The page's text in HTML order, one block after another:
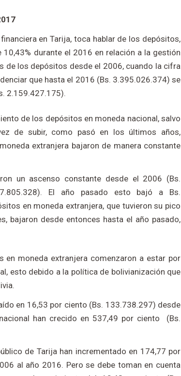
en Tarija, toca hablar de los depósitos,
durante el 2016 en relación a la gestión
de los depósitos desde el 2006, cuando la cifra
que hasta el 2016 (Bs. 3.395.026.374) se
2.159.427.175).
de los depósitos en moneda nacional, salvo
de subir, como pasó en los últimos años,
extranjera bajaron de manera constante
un ascenso constante desde el 2006 (Bs.
El año pasado esto bajó a Bs.
en moneda extranjera, que tuvieron su pico
bajaron desde entonces hasta el año pasado,
moneda extranjera comenzaron a estar por
esto debido a la política de bolivianización que
en 16,53 por ciento (Bs. 133.738.297) desde
han crecido en 537,49 por ciento (Bs.
de Tarija han incrementado en 174,77 por
al año 2016. Pero se debe toman en cuenta